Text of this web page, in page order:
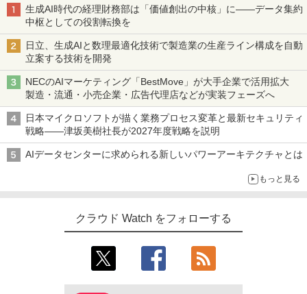
生成AI時代の経理財務部は「価値創出の中核」に――データ集約
中枢としての役割転換を
日立、生成AIと数理最適化技術で製造業の生産ライン構成を自動
立案する技術を開発
NECのAIマーケティング「BestMove」が大手企業で活用拡大
製造・流通・小売企業・広告代理店などが実装フェーズへ
日本マイクロソフトが描く業務プロセス変革と最新セキュリティ
戦略――津坂美樹社長が2027年度戦略を説明
AIデータセンターに求められる新しいパワーアーキテクチャとは
もっと見る
クラウド Watch をフォローする